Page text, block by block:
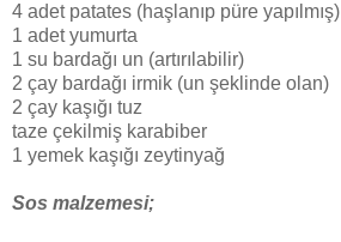
4 adet patates (haşlanıp püre yapılmış)
1 adet yumurta
1 su bardağı un (artırılabilir)
2 çay bardağı irmik (un şeklinde olan)
2 çay kaşığı tuz
taze çekilmiş karabiber
1 yemek kaşığı zeytinyağ
Sos malzemesi;